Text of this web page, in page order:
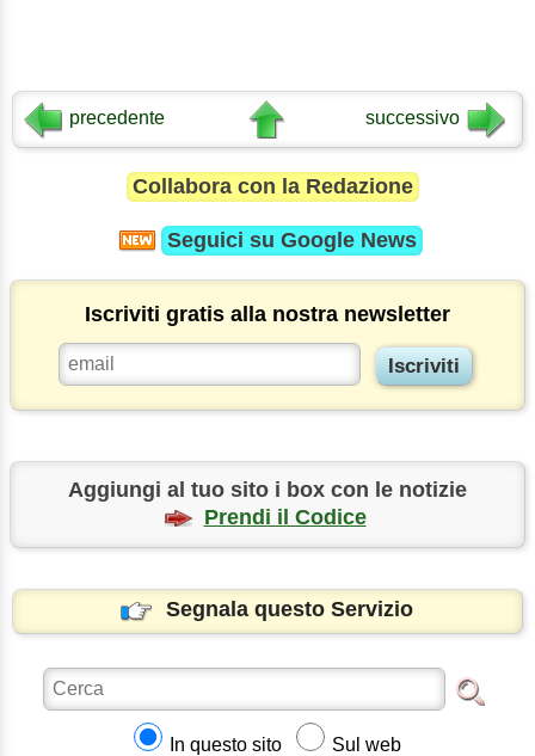
precedente successivo
Collabora con la Redazione
Seguici su Google News
Iscriviti gratis alla nostra newsletter
Aggiungi al tuo sito i box con le notizie
Prendi il Codice
Segnala questo Servizio
In questo sito Sul web